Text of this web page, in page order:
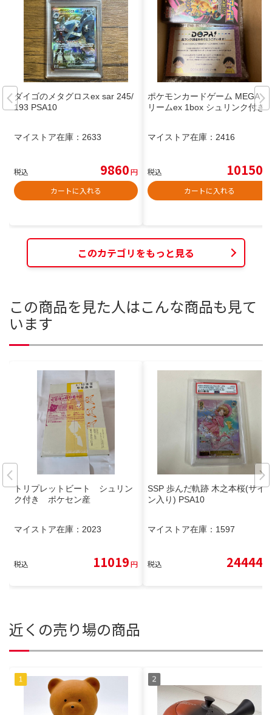
ダイゴのメタグロスex sar 245/
193 PSA10
マイストア在庫： 2633
税込 9860円
カートに入れる
ポケモンカードゲーム MEGAド
リームex 1box シュリンク付き
マイストア在庫： 2416
税込 10150
カートに入れる
このカテゴリをもっと見る
この商品を見た人はこんな商品も見て
います
トリプレットビート シュリン
ク付き ポケセン産
マイストア在庫： 2023
税込 11019円
SSP 歩んだ軌跡 木之本桜(サイ
ン入り) PSA10
マイストア在庫： 1597
税込 24444
近くの売り場の商品